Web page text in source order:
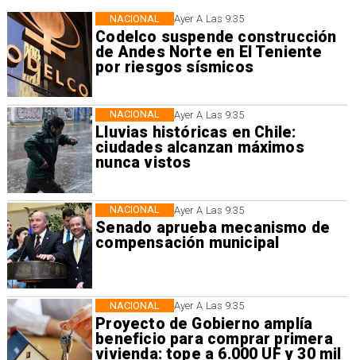
Ayer A Las 9:35
Codelco suspende construcción
de Andes Norte en El Teniente
por riesgos sísmicos
NACIONAL
Ayer A Las 9:35
Lluvias históricas en Chile:
ciudades alcanzan máximos
nunca vistos
NACIONAL
Ayer A Las 9:35
Senado aprueba mecanismo de
compensación municipal
NACIONAL
Ayer A Las 9:35
Proyecto de Gobierno amplía
beneficio para comprar primera
vivienda: tope a 6.000 UF y 30 mil
NACIONAL